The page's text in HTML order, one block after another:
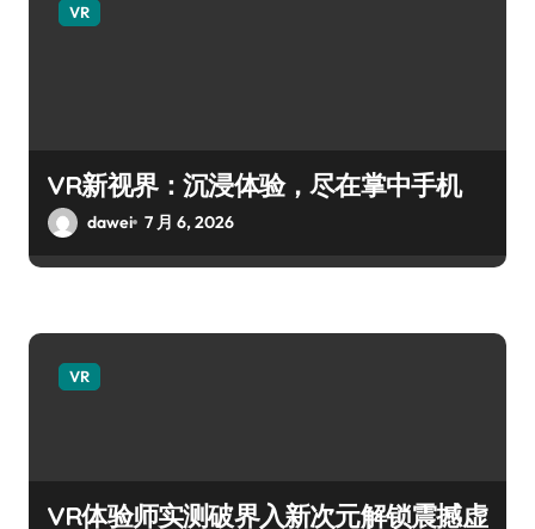
VR
VR新视界：沉浸体验，尽在掌中手机
dawei 7 月 6, 2026
VR
VR体验师实测破界入新次元解锁震撼虚